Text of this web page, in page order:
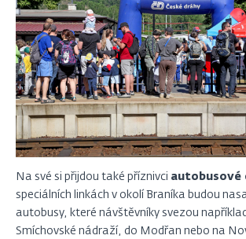
Na své si přijdou také příznivci autobusové
speciálních linkách v okolí Braníka budou
autobusy, které návštěvníky svezou
Smíchovské nádraží, do Modřan nebo na